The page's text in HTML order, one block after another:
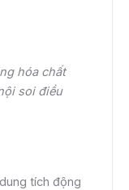
hóa chất
soi điều
tích động